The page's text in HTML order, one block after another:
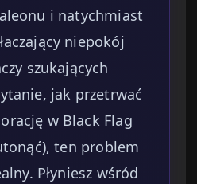
i natychmiast
niepokój
szukających
jak przetrwać
w Black Flag
ten problem
Płyniesz wśród